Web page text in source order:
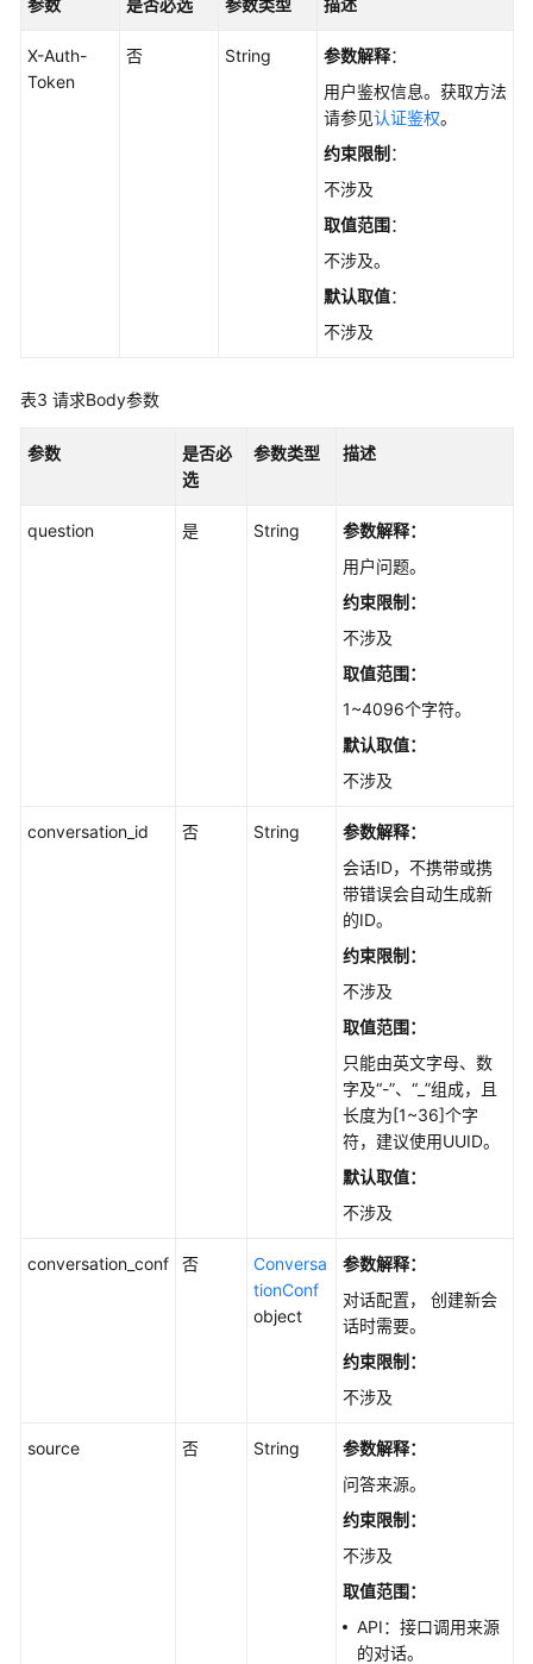
产
务
级
（SLA）
参数 是否必选 参数类型 描述
X-Auth-
Token
否 String 参数解释：
用户鉴权信息。获取方法
请参见认证鉴权。
约束限制 ：
不涉及
取值范围：
不涉及。
默认取值：
不涉及
表3 请求Body参数
参数
是否必
选
参数类型 描述
question 是 String
参数解释：
用户问题。
约束限制：
不涉及
取值范围：
1~4096个字符。
默认取值：
不涉及
conversation_id 否 String
参数解释：
会话ID，不携带或携
带错误会自动生成新
的ID。
约束限制：
不涉及
取值范围：
只能由英文字母、数
字及“-”、“_”组成，且
长度为[1~36]个字
符，建议使用UUID。
默认取值：
不涉及
conversation_conf 否
Conversa
tionConf
object
参数解释：
对话配置， 创建新会
话时需要。
约束限制：
不涉及
source 否 String
参数解释：
问答来源。
约束限制：
不涉及
取值范围：
API：接口调用来源
的对话。